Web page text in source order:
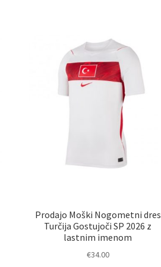
Prodajo Moški Nogometni dres
Turčija Gostujoči SP 2026 z
lastnim imenom
€34.00